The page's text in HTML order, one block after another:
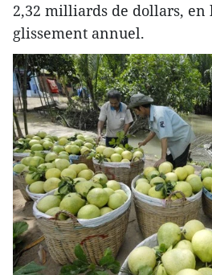
2,32 milliards de dollars, en
glissement annuel.